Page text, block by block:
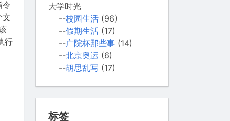
令
文
行
大学时光
--校园生活 (96)
--假期生活 (17)
--广院杯那些事 (14)
--北京奥运 (6)
--胡思乱写 (17)
标签